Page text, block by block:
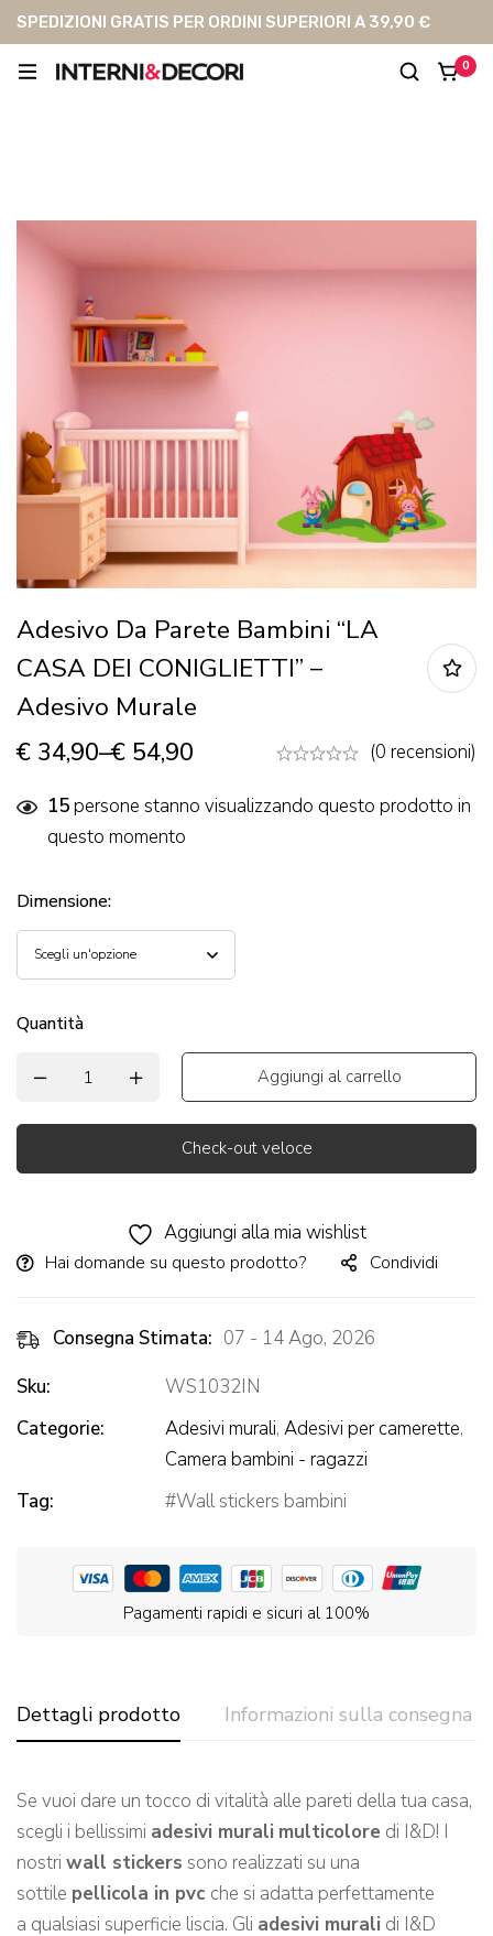
SPEDIZIONI GRATIS PER ORDINI SUPERIORI A 39,90 €
0
Adesivo Da Parete Bambini “LA
CASA DEI CONIGLIETTI” –
Adesivo Murale
€ 34,90–€ 54,90 (0 recensioni)
15persone stanno visualizzando questo prodotto in
questo momento
Dimensione:
Quantità
Aggiungi al carrello
Check-out veloce
Aggiungi alla mia wishlist
Hai domande su questo prodotto? Condividi
Consegna Stimata: 07 - 14 Ago, 2026
Sku:
WS1032IN
Categorie:
Adesivi murali, Adesivi per camerette,
Camera bambini - ragazzi
Tag:
Wall stickers bambini
Pagamenti rapidi e sicuri al 100%
Dettagli prodotto Informazioni sulla consegna
Se vuoi dare un tocco di vitalità alle pareti della tua casa,
scegli i bellissimi adesivi murali multicolore di I&D! I
nostri wall stickers sono realizzati su una
sottile pellicola in pvc che si adatta perfettamente
a qualsiasi superficie liscia. Gli adesivi murali di I&D